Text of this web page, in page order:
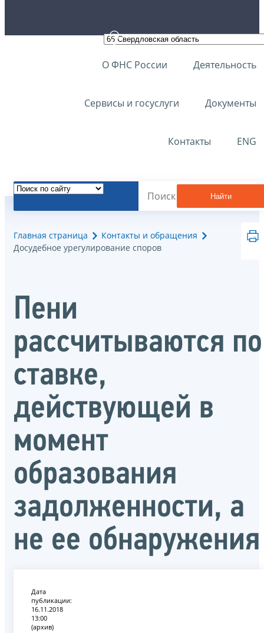
О ФНС России Деятельность
Сервисы и госуслуги Документы
Контакты ENG
Найти
Главная страница
Контакты и обращения
Досудебное урегулирование споров
Пени
рассчитываются по
ставке,
действующей в
момент
образования
задолженности, а
не ее обнаружения
Дата
публикации:
16.11.2018
13:00
(архив)